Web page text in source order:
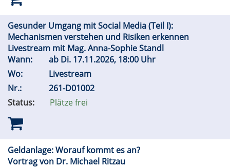
Gesunder Umgang mit Social Media (Teil I):
Mechanismen verstehen und Risiken erkennen
Livestream mit Mag. Anna-Sophie Standl
Wann:
ab Di. 17.11.2026, 18:00 Uhr
Wo:
Livestream
Nr.:
261-D01002
Status:
Plätze frei
Geldanlage: Worauf kommt es an?
Vortrag von Dr. Michael Ritzau